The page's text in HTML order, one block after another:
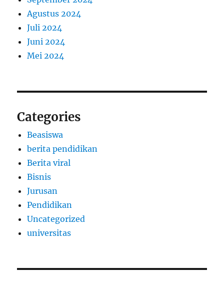
Agustus 2024
Juli 2024
Juni 2024
Mei 2024
Categories
Beasiswa
berita pendidikan
Berita viral
Bisnis
Jurusan
Pendidikan
Uncategorized
universitas